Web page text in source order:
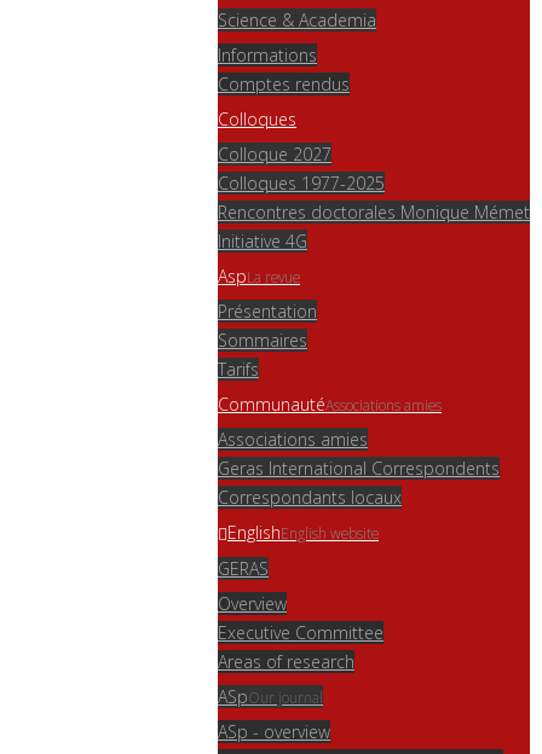
Science & Academia
Informations
Comptes rendus
Colloques
Colloque 2027
Colloques 1977-2025
Rencontres doctorales Monique Mémet
Initiative 4G
AspLa revue
Présentation
Sommaires
Tarifs
CommunautéAssociations amies
Associations amies
Geras International Correspondents
Correspondants locaux
EnglishEnglish website
GERAS
Overview
Executive Committee
Areas of research
ASpOur journal
ASp - overview